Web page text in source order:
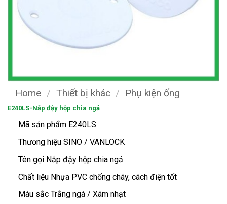
Home / Thiết bị khác / Phụ kiện ống
E240LS-Nắp đậy hộp chia ngả
Mã sản phẩm E240LS
Thương hiệu SINO / VANLOCK
Tên gọi Nắp đậy hộp chia ngả
Chất liệu Nhựa PVC chống cháy, cách điện tốt
Màu sắc Trắng ngà / Xám nhạt